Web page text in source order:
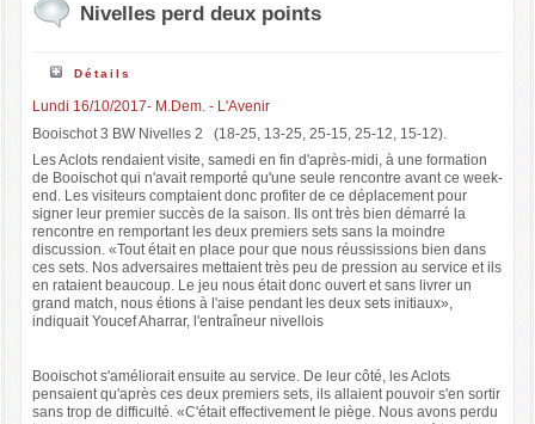
Nivelles perd deux points
Détails
Lundi 16/10/2017- M.Dem. - L'Avenir
Booischot 3 BW Nivelles 2 (18-25, 13-25, 25-15, 25-12, 15-12).
Les Aclots rendaient visite, samedi en fin d'après-midi, à une formation
de Booischot qui n'avait remporté qu'une seule rencontre avant ce week-
end. Les visiteurs comptaient donc profiter de ce déplacement pour
signer leur premier succès de la saison. Ils ont très bien démarré la
rencontre en remportant les deux premiers sets sans la moindre
discussion. «Tout était en place pour que nous réussissions bien dans
ces sets. Nos adversaires mettaient très peu de pression au service et ils
en rataient beaucoup. Le jeu nous était donc ouvert et sans livrer un
grand match, nous étions à l'aise pendant les deux sets initiaux»,
indiquait Youcef Aharrar, l'entraîneur nivellois
Booischot s'améliorait ensuite au service. De leur côté, les Aclots
pensaient qu'après ces deux premiers sets, ils allaient pouvoir s'en sortir
sans trop de difficulté. «C'était effectivement le piège. Nous avons perdu